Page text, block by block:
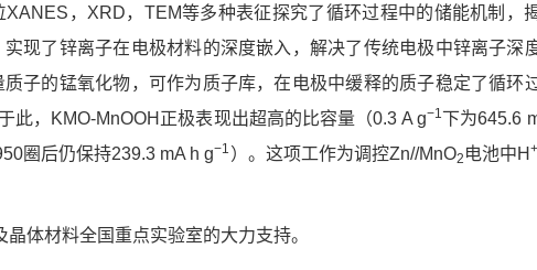
XANES，XRD，TEM等多种表征探究了循环过程中的储能机制，
现了锌离子在电极材料的深度嵌入，解决了传统电极中锌离子深
子的锰氧化物，可作为质子库，在电极中缓释的质子稳定了循环
此，KMO-MnOOH正极表现出超高的比容量（0.3 A g−1 下为645.6
圈后仍保持239.3 mA h g−1 ）。这项工作为调控Zn//MnO2 电池中H +
体材料全国重点实验室的大力支持。